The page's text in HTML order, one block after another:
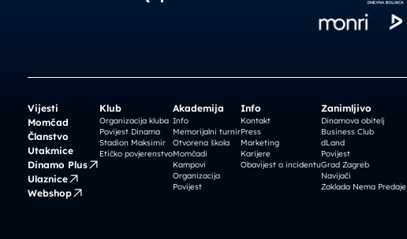
Vijesti
Momčad
Članstvo
Utakmice
Dinamo Plus
Ulaznice
Webshop
Klub
Organizacija kluba
Povijest Dinama
Stadion Maksimir
Etičko povjerenstvo
Akademija
Info
Memorijalni turnir
Otvorena škola
Momčadi
Kampovi
Organizacija
Povijest
Info
Kontakt
Press
Marketing
Karijere
Obavijest o incidentu
Zanimljivo
Dinamova obitelj
Business Club
dLand
Povijest
Grad Zagreb
Navijači
Zaklada Nema Predaje